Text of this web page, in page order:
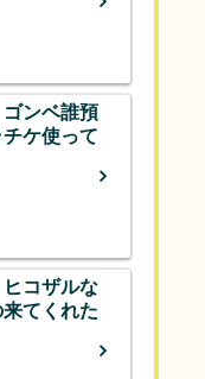
ゴンベ誰預
ケ使って
ヒコザルな
てくれた